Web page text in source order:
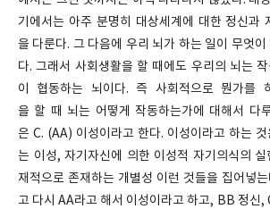
기에서는 아주 분명히 대상세계에 대한 정신과
을 다룬다. 그 다음에 우리 뇌가 하는 일이 무엇
다. 그래서 사회생활을 할 때에도 우리의 뇌는
이 협동하는 뇌이다. 즉 사회적으로 뭔가를
을 할 때 뇌는 어떻게 작동하는가에 대해서 다
은 C. (AA) 이성이라고 한다. 이성이라고 하는
는 이성, 자기자신에 의한 이성적 자기의식의 실
재적으로 존재하는 개별성 이런 것들을 집어넣
고 다시 AA라고 해서 이성이라고 하고, BB 정신,